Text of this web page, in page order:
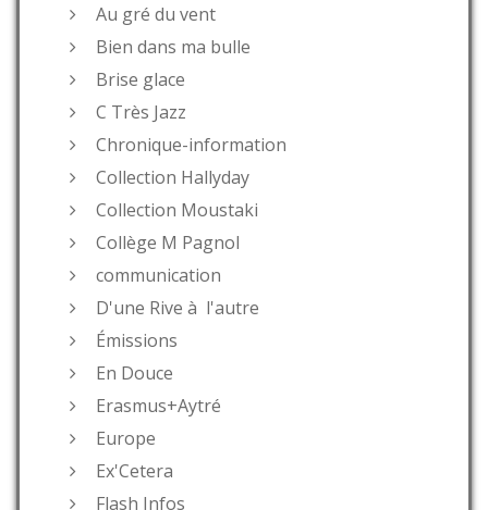
Au gré du vent
Bien dans ma bulle
Brise glace
C Très Jazz
Chronique-information
Collection Hallyday
Collection Moustaki
Collège M Pagnol
communication
D'une Rive à l'autre
Émissions
En Douce
Erasmus+Aytré
Europe
Ex'Cetera
Flash Infos